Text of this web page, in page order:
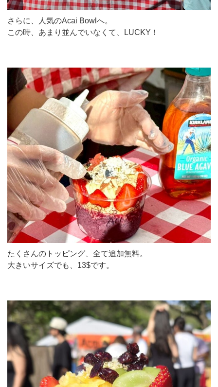
さらに、人気のAcai Bowlへ。
この時、あまり並んでいなくて、LUCKY！
たくさんのトッピング、全て追加無料。
大きいサイズでも、13$です。